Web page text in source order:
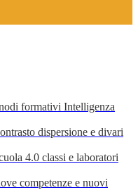
formativi Intelligenza
dispersione e divari
4.0 classi e laboratori
competenze e nuovi